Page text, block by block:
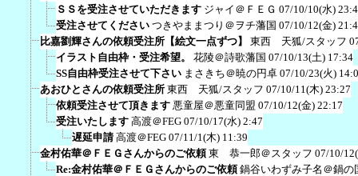
ＳＳを受注させていただきます ジャイ＠ＦＥＧ 07/10/10(水)
受注させてください つきやままつり＠ヲチ藩国 07/10/12(金)
比嘉劉輝さんの依頼受注所【絵文一点ずつ】
東西 天狐/スタッフ
イラスト自由枠・受注希望。
花陵＠詩歌藩国 07/10/13(土) 17:34
SS自由枠受注させて下さい まさきち＠暁の円卓 07/10/23(火)
あおひとさんの依頼受注所 東西 天狐/スタッフ 07/10/11(木) 23:27
依頼受注させて頂きます 悪童屋＠悪童同盟 07/10/12(金) 22:17
受注いたします 高渡＠FEG 07/10/17(水) 2:47
遅延申請 高渡＠FEG 07/11/1(木) 11:39
金村佑華＠ＦＥＧさんからのご依頼 東 恭一郎＠スタッフ 07/10/
Re:金村佑華＠ＦＥＧさんからのご依頼 鍋谷いわずみ子名＠鍋の